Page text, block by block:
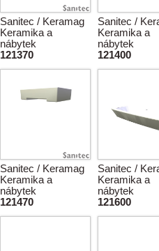
Sanitec / Keramag
Keramika a
nábytek
121370
Sanitec /
Keramika a
nábytek
121400
Sanitec / Keramag
Keramika a
nábytek
121470
Sanitec /
Keramika a
nábytek
121600